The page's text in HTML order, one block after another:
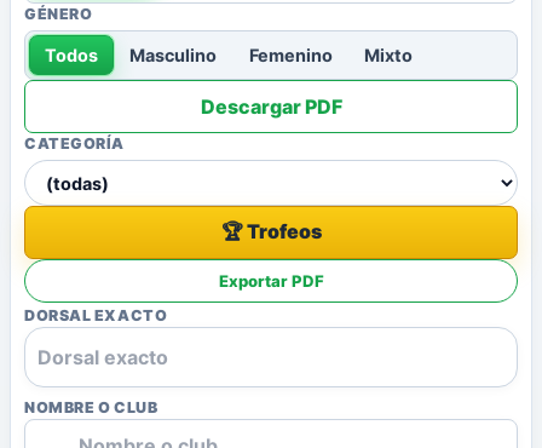
GÉNERO
Todos Masculino Femenino Mixto
Descargar PDF
CATEGORÍA
🏆 Trofeos
Exportar PDF
DORSAL EXACTO
NOMBRE O CLUB